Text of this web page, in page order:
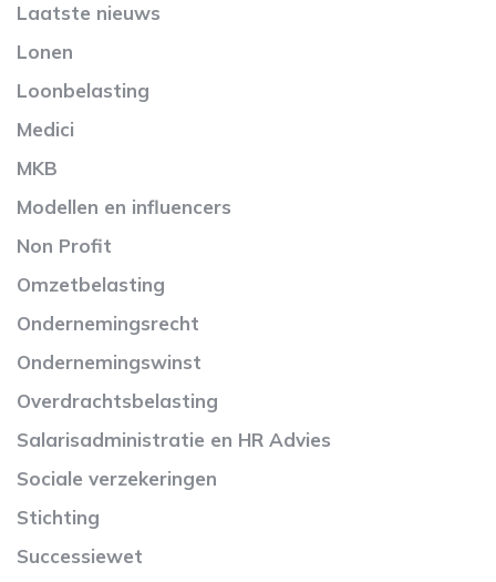
Laatste nieuws
Lonen
Loonbelasting
Medici
MKB
Modellen en influencers
Non Profit
Omzetbelasting
Ondernemingsrecht
Ondernemingswinst
Overdrachtsbelasting
Salarisadministratie en HR Advies
Sociale verzekeringen
Stichting
Successiewet